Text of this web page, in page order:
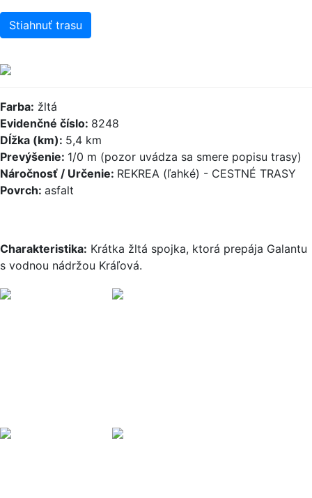
Stiahnuť trasu
Farba: žltá
Evidenčné číslo: 8248
Dĺžka (km): 5,4 km
Prevýšenie: 1/0 m (pozor uvádza sa smere popisu trasy)
Náročnosť / Určenie: REKREA (ľahké) - CESTNÉ TRASY
Povrch: asfalt
Charakteristika: Krátka žltá spojka, ktorá prepája Galantu
s vodnou nádržou Kráľová.